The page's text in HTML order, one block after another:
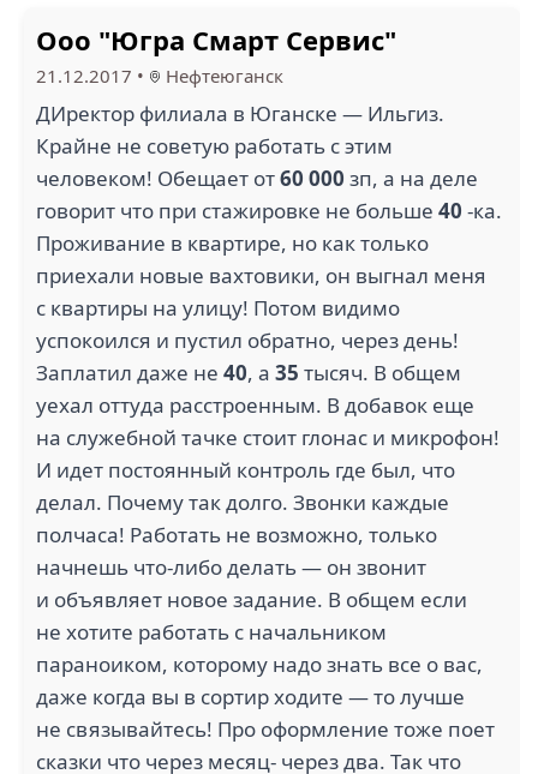
Ооо "Югра Смарт Сервис"
21.12.2017 • Нефтеюганск
ДИректор филиала в Юганске — Ильгиз.
Крайне не советую работать с этим
человеком! Обещает от60 000 зп, а на деле
говорит что при стажировке не больше 40 -ка.
Проживание в квартире, но как только
приехали новые вахтовики, он выгнал меня
с квартиры на улицу! Потом видимо
успокоился и пустил обратно, через день!
Заплатил даже не 40, а 35 тысяч. В общем
уехал оттуда расстроенным. В добавок еще
на служебной тачке стоит глонас и микрофон!
И идет постоянный контроль где был, что
делал. Почему так долго. Звонки каждые
полчаса! Работать не возможно, только
начнешь что-либо делать — он звонит
и объявляет новое задание. В общем если
не хотите работать с начальником
параноиком, которому надо знать все о вас,
даже когда вы в сортир ходите — то лучше
не связывайтесь! Про оформление тоже поет
сказки что через месяц- через два. Так что